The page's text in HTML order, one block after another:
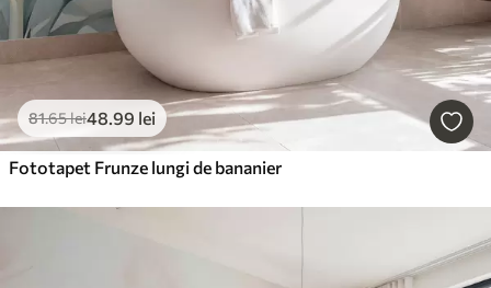
81.65lei48.99 lei
Fototapet Frunze lungi de bananier